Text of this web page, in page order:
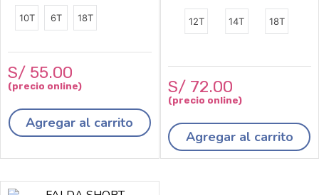
10T 6T 18T
S/ 55.00
Agregar al carrito
12T 14T 18T
S/ 72.00
Agregar al carrito